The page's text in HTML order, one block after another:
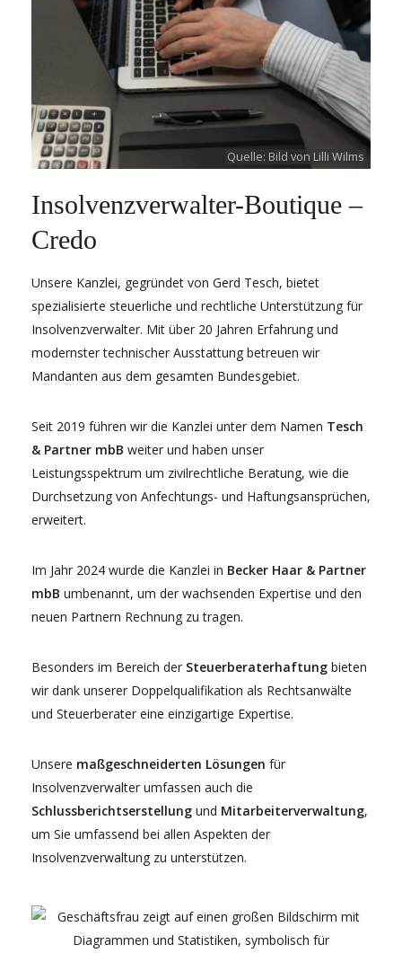
Quelle: Bild von Lilli Wilms
Insolvenzverwalter-Boutique –
Credo
Unsere Kanzlei, gegründet von Gerd Tesch, bietet
spezialisierte steuerliche und rechtliche Unterstützung für
Insolvenzverwalter. Mit über 20 Jahren Erfahrung und
modernster technischer Ausstattung betreuen wir
Mandanten aus dem gesamten Bundesgebiet.
Seit 2019 führen wir die Kanzlei unter dem Namen Tesch
& Partner mbB weiter und haben unser
Leistungsspektrum um zivilrechtliche Beratung, wie die
Durchsetzung von Anfechtungs- und Haftungsansprüchen,
erweitert.
Im Jahr 2024 wurde die Kanzlei in Becker Haar & Partner
mbB umbenannt, um der wachsenden Expertise und den
neuen Partnern Rechnung zu tragen.
Besonders im Bereich der Steuerberaterhaftung bieten
wir dank unserer Doppelqualifikation als Rechtsanwälte
und Steuerberater eine einzigartige Expertise.
Unsere maßgeschneiderten Lösungen für
Insolvenzverwalter umfassen auch die
Schlussberichtserstellung und Mitarbeiterverwaltung,
um Sie umfassend bei allen Aspekten der
Insolvenzverwaltung zu unterstützen.